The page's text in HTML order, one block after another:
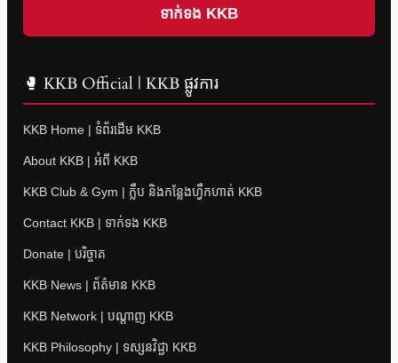
ទាក់ទង KKB
🥊 KKB Official | KKB ផ្លូវការ
KKB Home | ទំព័រដើម KKB
About KKB | អំពី KKB
KKB Club & Gym | ក្លឹប និងកន្លែងហ្វឹកហាត់ KKB
Contact KKB | ទាក់ទង KKB
Donate | បរិច្ចាគ
KKB News | ព័ត៌មាន KKB
KKB Network | បណ្តាញ KKB
KKB Philosophy | ទស្សនវិជ្ជា KKB